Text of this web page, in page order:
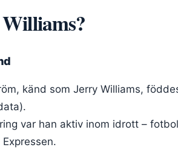
känd som Jerry Williams,
var han aktiv inom idrott –